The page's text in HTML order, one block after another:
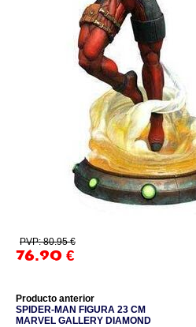
PVP: 80.95 €
76.90 €
Producto anterior
SPIDER-MAN FIGURA 23 CM
MARVEL GALLERY DIAMOND